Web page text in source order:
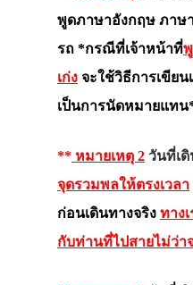
พูดภาษาอังกฤษ ภาษ
รถ *กรณีที่เจ้าหน้าที่
เก่ง จะใช้วิธีการเขียน
เป็นการนัดหมายแทน
** หมายเหตุ 2 วันที่เดิ
จุดรวมพลให้ตรงเวลา
ก่อนเดินทางจริง ทาง
กับท่านที่ไปสายไม่ว่า